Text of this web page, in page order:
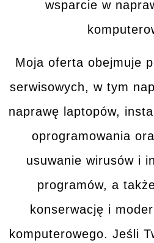
wsparcie w
Moja oferta obejmuje
serwisowych, w tym
naprawę laptopów,
oprogramowania
usuwanie wirusów i
programów, a
konserwację i
komputerowego. Jeśli